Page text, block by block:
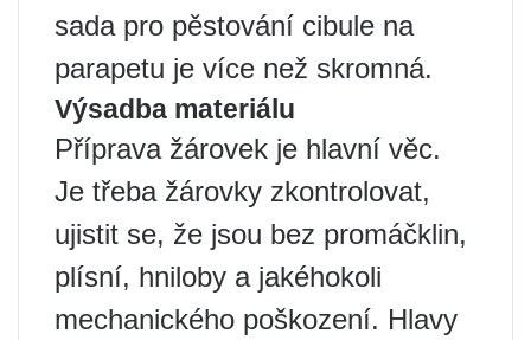
sada pro pěstování cibule na
parapetu je více než skromná.
Výsadba materiálu
Příprava žárovek je hlavní věc.
Je třeba žárovky zkontrolovat,
ujistit se, že jsou bez promáčklin,
plísní, hniloby a jakéhokoli
mechanického poškození. Hlavy